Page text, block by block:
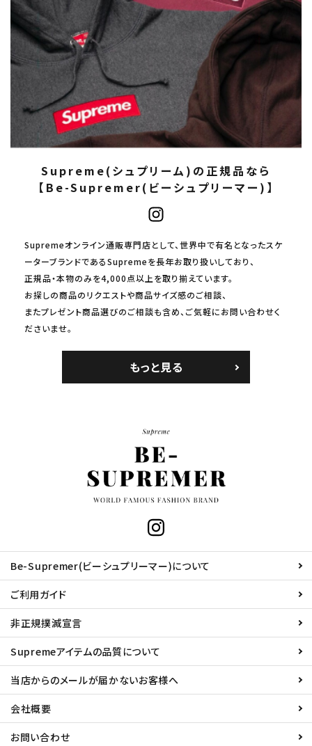
Supreme(シュプリーム)の正規品なら
【Be-Supremer(ビーシュプリーマー)】
Supremeオンライン通販専門店として、世界中で有名となったスケ
ーターブランドであるSupremeを長年お取り扱いしており、
正規品・本物のみを4,000点以上を取り揃えています。
お探しの商品のリクエストや商品サイズ感のご相談、
またプレゼント商品選びのご相談も含め、ご気軽にお問い合わせく
ださいませ。
もっと見る
Be-Supremer(ビーシュプリーマー)について
ご利用ガイド
非正規撲滅宣言
Supremeアイテムの品質について
当店からのメールが届かないお客様へ
会社概要
お問い合わせ